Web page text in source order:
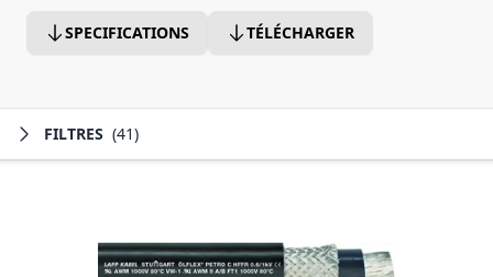
SPECIFICATIONS TÉLÉCHARGER
FILTRES (41)